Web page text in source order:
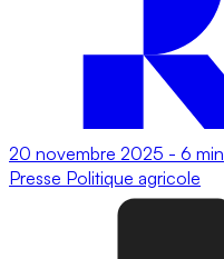
20 novembre 2025 - 6 min
Presse Politique agricole